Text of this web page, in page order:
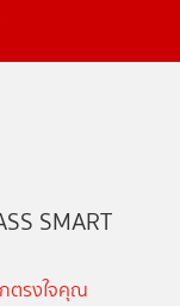
SMART
ตรงใจคุณ